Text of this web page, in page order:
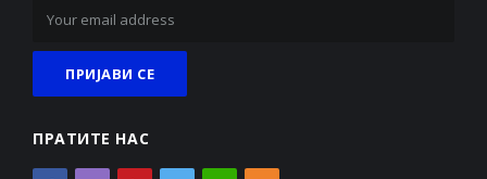
ПРАТИТЕ НАС